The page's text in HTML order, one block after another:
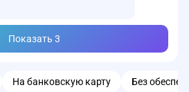
Показать 3
На банковскую карту Без